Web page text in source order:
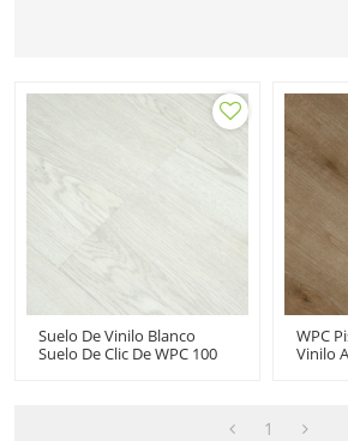
Suelo De Vinilo Blanco
Suelo De Clic De WPC 100
WPC
Vinilo
1